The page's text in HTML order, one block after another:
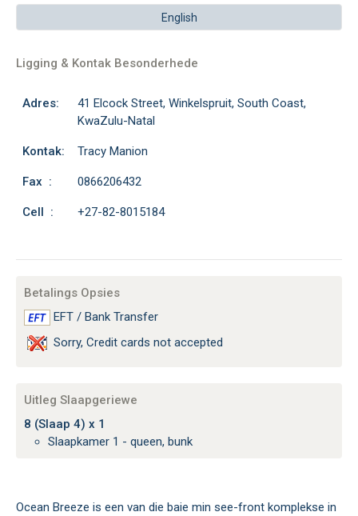
English
Ligging & Kontak Besonderhede
Adres:
41 Elcock Street, Winkelspruit, South Coast,
KwaZulu-Natal
Kontak: Tracy Manion
Fax : 0866206432
Cell : +27-82-8015184
Betalings Opsies
EFT / Bank Transfer
Sorry, Credit cards not accepted
Uitleg Slaapgeriewe
8 (Slaap 4) x 1
Slaapkamer 1 - queen, bunk
Ocean Breeze is een van die baie min see-front komplekse in